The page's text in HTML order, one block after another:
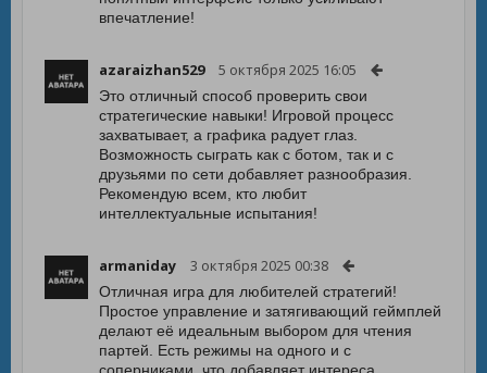
впечатление!
azaraizhan529 5 октября 2025 16:05
Это отличный способ проверить свои
стратегические навыки! Игровой процесс
захватывает, а графика радует глаз.
Возможность сыграть как с ботом, так и с
друзьями по сети добавляет разнообразия.
Рекомендую всем, кто любит
интеллектуальные испытания!
armaniday 3 октября 2025 00:38
Отличная игра для любителей стратегий!
Простое управление и затягивающий геймплей
делают её идеальным выбором для чтения
партей. Есть режимы на одного и с